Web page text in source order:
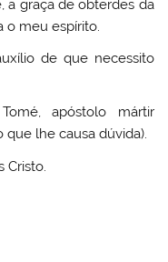
a graça de obterdes da
o meu espírito.
de que necessito
apóstolo mártir
lhe causa dúvida).
Cristo.